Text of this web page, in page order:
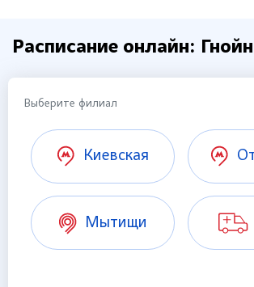
Расписание онлайн:
Выберите филиал
Киевская
Мытищи